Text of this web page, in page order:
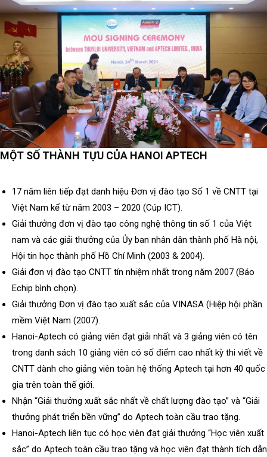
MỘT SỐ THÀNH TỰU CỦA HANOI APTECH
17 năm liên tiếp đạt danh hiệu Đơn vị đào tạo Số 1 về CNTT tại
Việt Nam kể từ năm 2003 – 2020 (Cúp ICT).
Giải thưởng đơn vị đào tạo công nghệ thông tin số 1 của Việt
nam và các giải thưởng của Ủy ban nhân dân thành phố Hà nội,
Hội tin học thành phố Hồ Chí Minh (2003 & 2004).
Giải đơn vị đào tạo CNTT tín nhiệm nhất trong năm 2007 (Báo
Echip bình chọn).
Giải thưởng Đơn vị đào tạo xuất sắc của VINASA (Hiệp hội phần
mềm Việt Nam (2007).
Hanoi-Aptech có giảng viên đạt giải nhất và 3 giảng viên có tên
trong danh sách 10 giảng viên có số điểm cao nhất kỳ thi viết về
CNTT dành cho giảng viên toàn hệ thống Aptech tại hơn 40 quốc
gia trên toàn thế giới.
Nhận “Giải thưởng xuất sắc nhất về chất lượng đào tạo” và “Giải
thưởng phát triển bền vững” do Aptech toàn cầu trao tặng.
Hanoi-Aptech liên tục có học viên đạt giải thưởng “Học viên xuất
sắc” do Aptech toàn cầu trao tặng và học viên đạt thành tích dẫn